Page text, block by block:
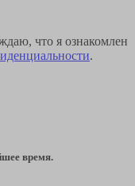
что я ознакомлен
.
время.